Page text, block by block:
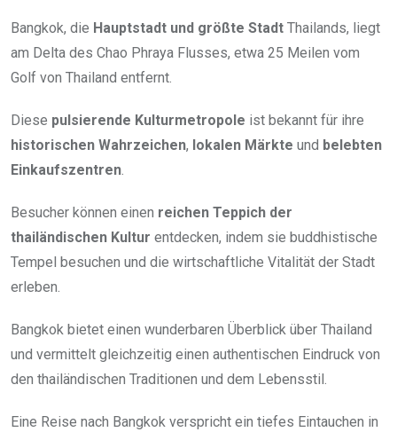
Bangkok, die Hauptstadt und größte Stadt Thailands, liegt
am Delta des Chao Phraya Flusses, etwa 25 Meilen vom
Golf von Thailand entfernt.
Diese pulsierende Kulturmetropole ist bekannt für ihre
historischen Wahrzeichen, lokalen Märkte und belebten
Einkaufszentren
Besucher können einen reichen Teppich der
thailändischen Kultur entdecken, indem sie buddhistische
Tempel besuchen und die wirtschaftliche Vitalität der Stadt
erleben.
Bangkok bietet einen wunderbaren Überblick über Thailand
und vermittelt gleichzeitig einen authentischen Eindruck von
den thailändischen Traditionen und dem Lebensstil.
Eine Reise nach Bangkok verspricht ein tiefes Eintauchen in